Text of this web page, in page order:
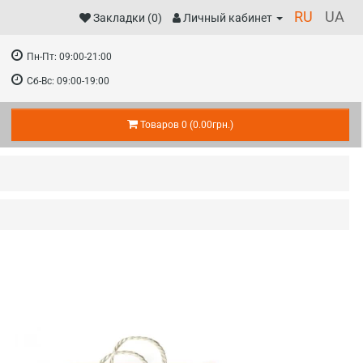
Закладки (0) Личный кабинет RU UA
Пн-Пт: 09:00-21:00
Сб-Вс: 09:00-19:00
Товаров 0 (0.00грн.)